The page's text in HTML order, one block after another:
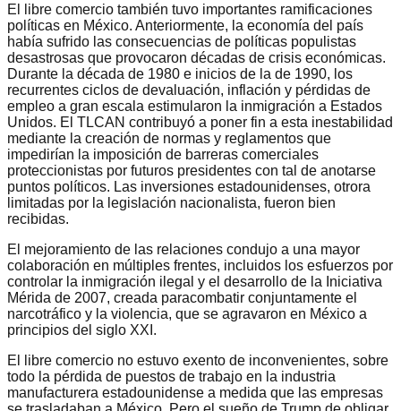
El libre comercio también tuvo importantes ramificaciones
políticas en México. Anteriormente, la economía del país
había sufrido las consecuencias de políticas populistas
desastrosas que provocaron décadas de crisis económicas.
Durante la década de 1980 e inicios de la de 1990, los
recurrentes ciclos de devaluación, inflación y pérdidas de
empleo a gran escala estimularon la inmigración a Estados
Unidos. El TLCAN contribuyó a poner fin a esta inestabilidad
mediante la creación de normas y reglamentos que
impedirían la imposición de barreras comerciales
proteccionistas por futuros presidentes con tal de anotarse
puntos políticos. Las inversiones estadounidenses, otrora
limitadas por la legislación nacionalista, fueron bien
recibidas.
El mejoramiento de las relaciones condujo a una mayor
colaboración en múltiples frentes, incluidos los esfuerzos por
controlar la inmigración ilegal y el desarrollo de la Iniciativa
Mérida de 2007, creada paracombatir conjuntamente el
narcotráfico y la violencia, que se agravaron en México a
principios del siglo XXI.
El libre comercio no estuvo exento de inconvenientes, sobre
todo la pérdida de puestos de trabajo en la industria
manufacturera estadounidense a medida que las empresas